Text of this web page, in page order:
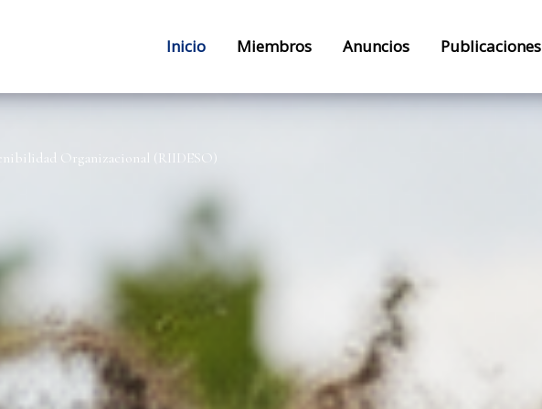
Inicio Miembros Anuncios Publicaciones
Organizacional (RIIDESO)